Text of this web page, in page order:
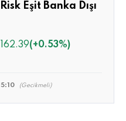
Eşit Banka Dışı
(+0.53%)
(Gecikmeli)